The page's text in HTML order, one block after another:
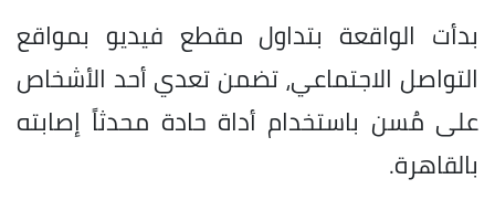
بدأت الواقعة بتداول مقطع فيديو بمواقع
التواصل الاجتماعي، تضمن تعدي أحد الأشخاص
على مُسن باستخدام أداة حادة محدثاً إصابته
بالقاهرة.